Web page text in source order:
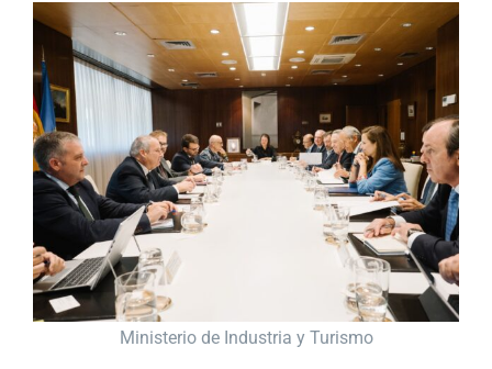
Ministerio de Industria y Turismo